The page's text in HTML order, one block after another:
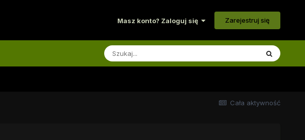
Masz konto? Zaloguj się Zarejestruj się
Cała aktywność